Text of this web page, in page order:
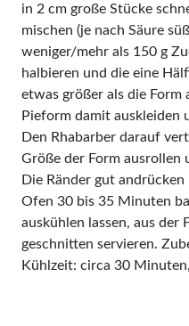
in 2 cm große Stücke
mischen (je nach Säure
weniger/mehr als 150 g
halbieren und die eine
etwas größer als die Form
Pieform damit auskleiden
Den Rhabarber darauf
Größe der Form ausrollen
Die Ränder gut
Ofen 30 bis 35 Minuten
auskühlen lassen, aus der
geschnitten servieren.
Kühlzeit: circa 30